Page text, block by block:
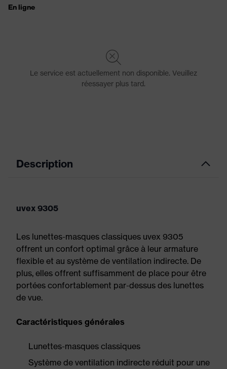
Description
uvex 9305
Les lunettes-masques classiques uvex 9305
offrent un confort optimal grâce à leur armature
flexible et au système de ventilation indirecte. De
plus, elles offrent suffisamment de place pour être
portées confortablement par-dessus des lunettes
de vue.
Caractéristiques générales
Lunettes-masques classiques
Système de ventilation indirecte réduit pour une